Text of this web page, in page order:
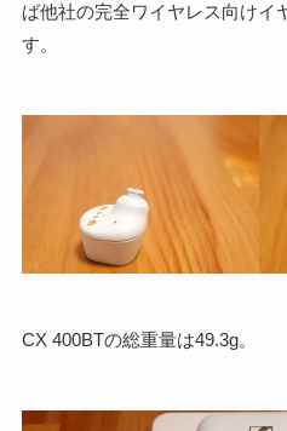
ば他社の完全ワイヤレス向けイ
す。
CX 400BTの総重量は49.3g。